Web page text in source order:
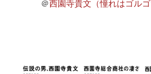
＠西園寺貴文（憧れはゴル